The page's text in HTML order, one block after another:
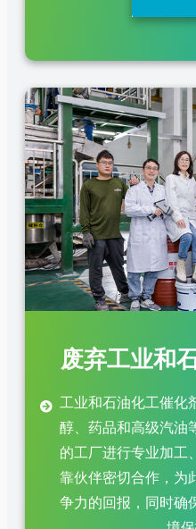
废弃工业和
工业和石油化工催化
醇、药品和高级汽油
的工厂进行专业加工
靠伙伴密切合作，为
争力的回报，同时确